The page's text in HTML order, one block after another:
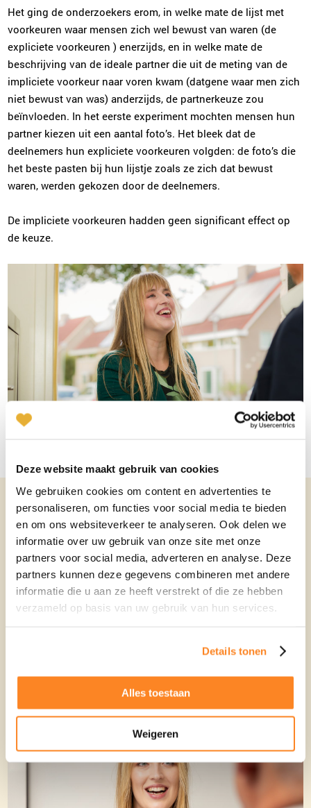
Deze website maakt gebruik van cookies
We gebruiken cookies om content en advertenties te
personaliseren, om functies voor social media te bieden
en om ons websiteverkeer te analyseren. Ook delen we
informatie over uw gebruik van onze site met onze
partners voor social media, adverteren en analyse. Deze
partners kunnen deze gegevens combineren met andere
informatie die u aan ze heeft verstrekt of die ze hebben
verzameld op basis van uw gebruik van hun services.
Details tonen
Alles toestaan
Weigeren
Het ging de onderzoekers erom, in welke mate de lijst met
voorkeuren waar mensen zich wel bewust van waren (de
expliciete voorkeuren ) enerzijds, en in welke mate de
beschrijving van de ideale partner die uit de meting van de
impliciete voorkeur naar voren kwam (datgene waar men zich
niet bewust van was) anderzijds, de partnerkeuze zou
beïnvloeden. In het eerste experiment mochten mensen hun
partner kiezen uit een aantal foto’s. Het bleek dat de
deelnemers hun expliciete voorkeuren volgden: de foto’s die
het beste pasten bij hun lijstje zoals ze zich dat bewust
waren, werden gekozen door de deelnemers.
De impliciete voorkeuren hadden geen significant effect op
de keuze.
Partnerkeuze bij
ontmoeting
In de volgende stap van het experiment, met andere
deelnemers, werden speeddate evenementen georganiseerd.
onderzoeksresultaten totaal anders, dan met de foto’s. De
vragenlijsten bleken geen invloed te hebben op de keuze,
mensen kozen een partner die overeenkwam met het
onbewuste plaatje van de ideale partner.